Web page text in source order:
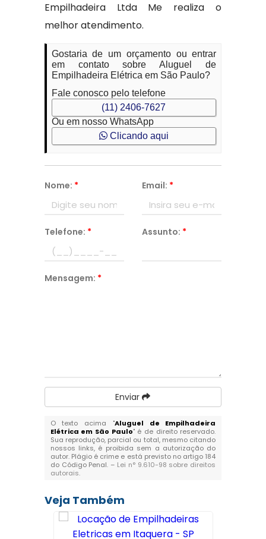
Empilhadeira Ltda Me realiza o
melhor atendimento.
Gostaria de um orçamento ou entrar
em contato sobre Aluguel de
Empilhadeira Elétrica em São Paulo?
Fale conosco pelo telefone
(11) 2406-7627
Ou em nosso WhatsApp
Clicando aqui
Nome: * Email: *
Telefone: * Assunto: *
Mensagem: *
Enviar
O texto acima "Aluguel de Empilhadeira
Elétrica em São Paulo" é de direito reservado.
Sua reprodução, parcial ou total, mesmo citando
nossos links, é proibida sem a autorização do
autor. Plágio é crime e está previsto no artigo 184
do Código Penal. – Lei n° 9.610-98 sobre direitos
autorais.
Veja Também